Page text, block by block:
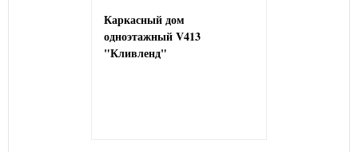
Каркасный дом
одноэтажный V413
"Кливленд"